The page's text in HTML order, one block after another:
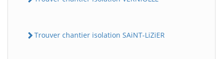
Trouver chantier isolation SAiNT-LiZiER